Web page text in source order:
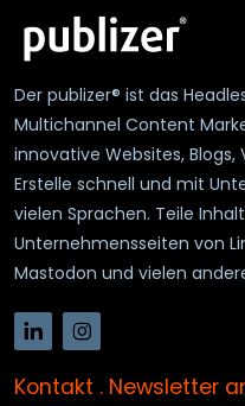
Der publizer® ist das
Multichannel Content
innovative Websites,
Erstelle schnell und mit
vielen Sprachen. Teile
Unternehmensseiten von
Mastodon und vielen
Kontakt . Newsletter